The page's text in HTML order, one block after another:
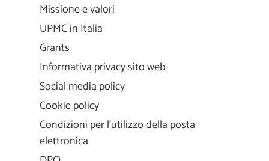
Missione e valori
UPMC in Italia
Grants
Informativa privacy sito web
Social media policy
Cookie policy
Condizioni per l'utilizzo della posta
elettronica